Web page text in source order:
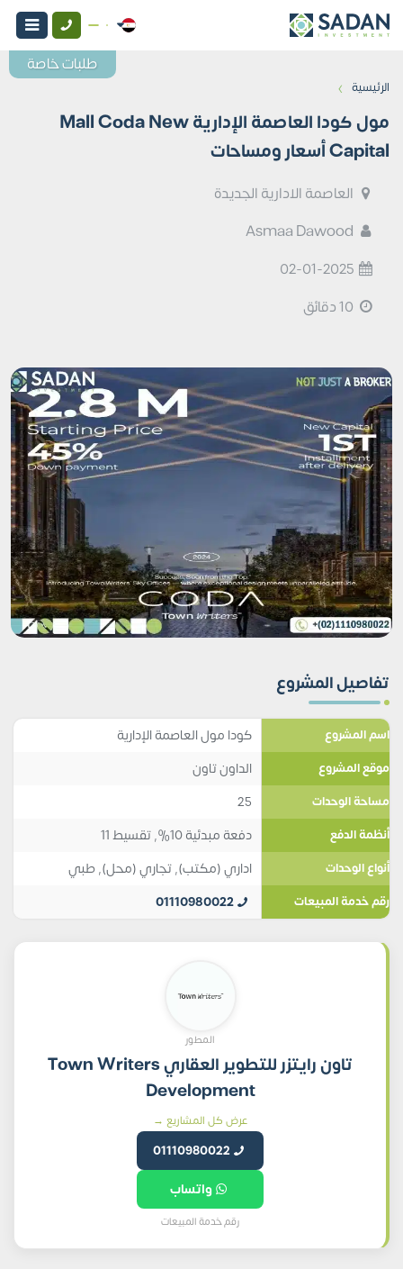
الرئيسية ›
مول كودا العاصمة الإدارية Mall Coda New
Capital أسعار ومساحات
العاصمة الادارية الجديدة
02-01-2025
تفاصيل المشروع
اسم المشروع كودا مول العاصمة الإدارية
موقع المشروع الداون تاون
مساحة الوحدات 25
أنظمة الدفع دفعة مبدئية 10%, تقسيط 11
أنواع الوحدات اداري (مكتب),تجاري (محل),طبي
رقم خدمة المبيعات 01110980022
المطور
تاون رايتزر للتطوير العقاري Town Writers
Development
عرض كل المشاريع →
01110980022
واتساب
رقم خدمة المبيعات
طلبات خاصة